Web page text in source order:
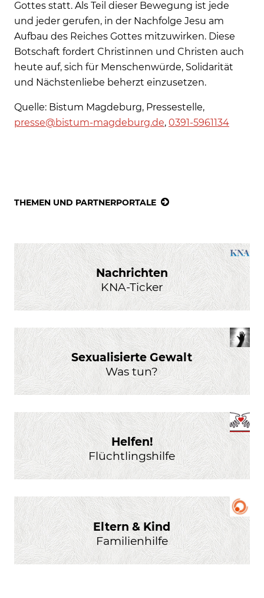
Gottes statt. Als Teil dieser Bewegung ist jede
und jeder gerufen, in der Nachfolge Jesu am
Aufbau des Reiches Gottes mitzuwirken. Diese
Botschaft fordert Christinnen und Christen auch
heute auf, sich für Menschenwürde, Solidarität
und Nächstenliebe beherzt einzusetzen.
Quelle: Bistum Magdeburg, Pressestelle,
presse@bistum-magdeburg.de, 0391-5961134
THEMEN UND PARTNERPORTALE
Nachrichten
KNA-Ticker
Sexualisierte Gewalt
Was tun?
Helfen!
Flüchtlingshilfe
Eltern & Kind
Familienhilfe